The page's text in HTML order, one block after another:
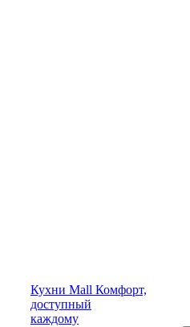
Кухни Mall Комфорт,
доступный
каждому